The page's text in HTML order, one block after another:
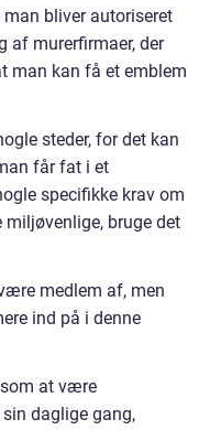
bliver autoriseret
af murerfirmaer, der
man kan få et emblem
steder, for det kan
får fat i et
specifikke krav om
bruge det
medlem af, men
ind på i denne
at være
daglige gang,